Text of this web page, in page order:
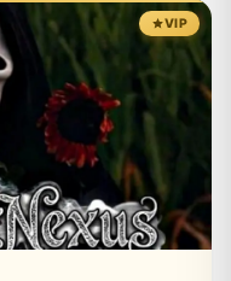
VIP